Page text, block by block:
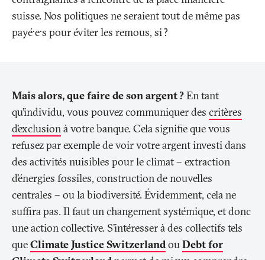
suisse. Nos politiques ne seraient tout de même pas
payé·e·s pour éviter les remous, si?
Mais alors, que faire de son argent?En tant
qu’individu, vous pouvez communiquer des critères
d’exclusionà votre banque. Cela signifie que vous
refusez par exemple de voir votre argent investi dans
des activités nuisibles pour le climat – extraction
d’énergies fossiles, construction de nouvelles
centrales – ou la biodiversité. Évidemment, cela ne
suffira pas. Il faut un changement systémique, et donc
une action collective. S’intéresser à des collectifs tels
queClimate Justice SwitzerlandouDebt for